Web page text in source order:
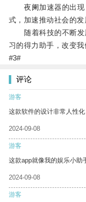
夜阑加速器的出现
式，加速推动社会的发
随着科技的不断发
习的得力助手，改变我
#3#
评论
游客
这款软件的设计非常人性化
2024-09-08
游客
这款app就像我的娱乐小助
2024-09-08
游客